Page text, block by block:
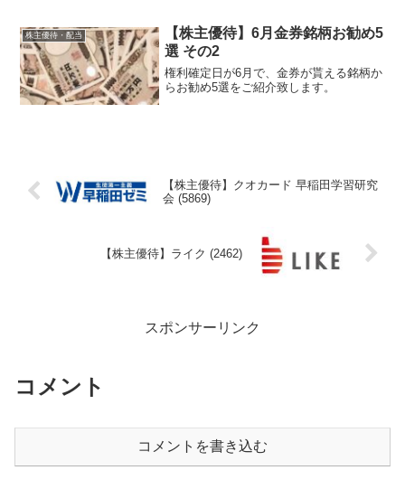
株主優待・配当
【株主優待】6月金券銘柄お勧め5
選 その2
権利確定日が6月で、金券が貰える銘柄か
らお勧め5選をご紹介致します。
【株主優待】クオカード 早稲田学習研究
会 (5869)
【株主優待】ライク (2462)
スポンサーリンク
コメント
コメントを書き込む